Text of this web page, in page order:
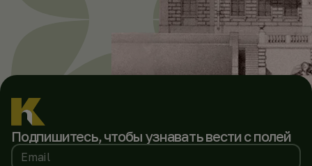
Подпишитесь, чтобы узнавать вести с полей
Email